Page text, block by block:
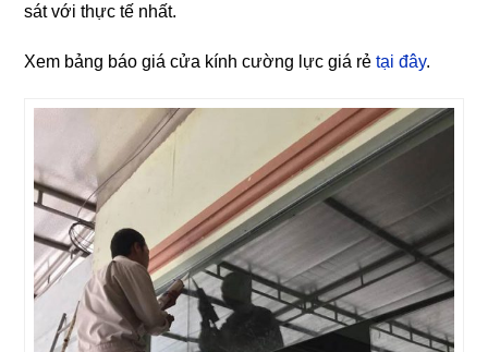
sát với thực tế nhất.
Xem bảng báo giá cửa kính cường lực giá rẻtại đây.